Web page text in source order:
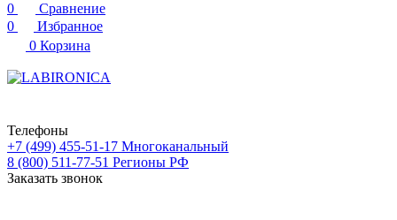
0
Сравнение
0
Избранное
0 Корзина
Телефоны
+7 (499) 455-51-17 Многоканальный
8 (800) 511-77-51 Регионы РФ
Заказать звонок